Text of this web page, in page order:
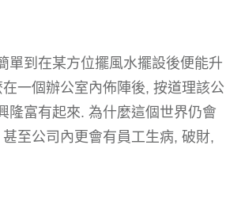
單到在某方位擺風水擺設後便能升
一個辦公室內佈陣後, 按道理該公
隆富有起來. 為什麼這個世界仍會
至公司內更會有員工生病, 破財,